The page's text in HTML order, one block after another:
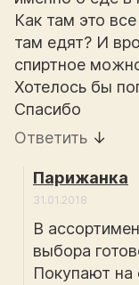
Как там это
там едят? И
спиртное
Хотелось бы
Спасибо
Ответить ↓
Парижанка
31.01.2018
В
выбора
Покупают на